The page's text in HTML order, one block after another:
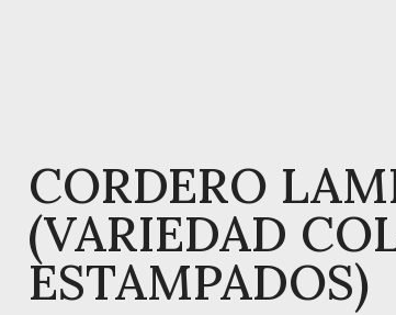
CORDERO
(VARIEDAD
ESTAMPADOS)